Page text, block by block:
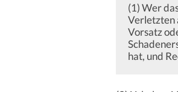
(1) Wer
Verletzten
Vorsatz
hat, und